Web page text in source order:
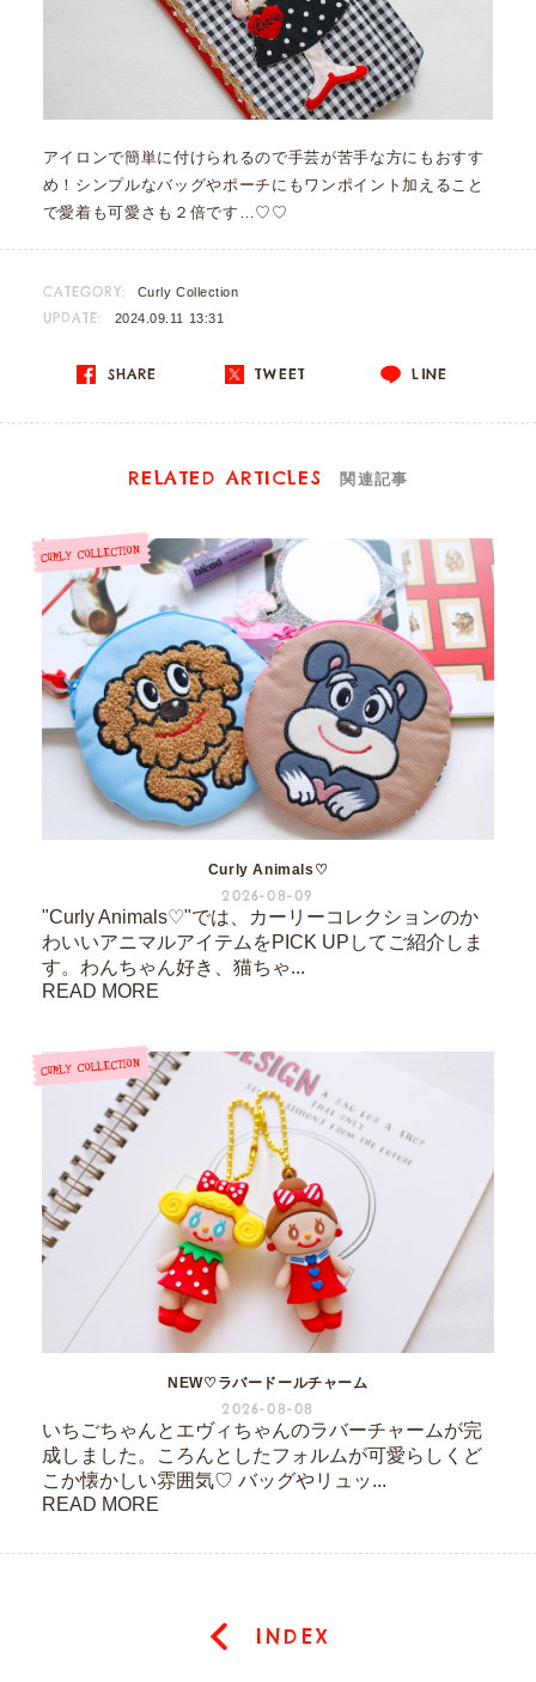
アイロンで簡単に付けられるので手芸が苦手な方にもおすす
め！シンプルなバッグやポーチにもワンポイント加えること
で愛着も可愛さも２倍です…♡♡
CATEGORY: Curly Collection
UPDATE: 2024.09.11 13:31
SHARE TWEET LINE
RELATED ARTICLES 関連記事
Curly Animals♡
2026-08-09
"Curly Animals♡"では、カーリーコレクションのか
わいいアニマルアイテムをPICK UPしてご紹介しま
す。わんちゃん好き、猫ちゃ...
READ MORE
NEW♡ラバードールチャーム
2026-08-08
いちごちゃんとエヴィちゃんのラバーチャームが完
成しました。ころんとしたフォルムが可愛らしくど
こか懐かしい雰囲気♡ バッグやリュッ...
READ MORE
INDEX